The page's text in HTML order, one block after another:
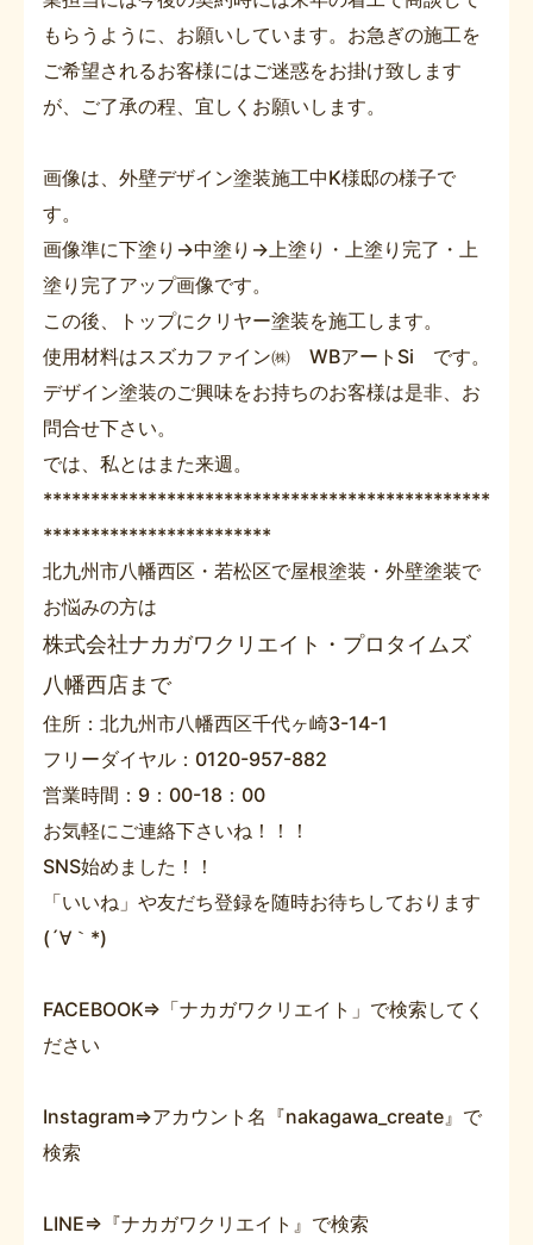
もらうように、お願いしています。お急ぎの施工を
ご希望されるお客様にはご迷惑をお掛け致します
が、ご了承の程、宜しくお願いします。
画像は、外壁デザイン塗装施工中K様邸の様子で
す。
画像準に下塗り→中塗り→上塗り・上塗り完了・上
塗り完了アップ画像です。
この後、トップにクリヤー塗装を施工します。
使用材料はスズカファイン㈱ WBアートSi です。
デザイン塗装のご興味をお持ちのお客様は是非、お
問合せ下さい。
では、私とはまた来週。
***********************************************
************************
北九州市八幡西区・若松区で屋根塗装・外壁塗装で
お悩みの方は
株式会社ナカガワクリエイト・プロタイムズ
八幡西店まで
住所：北九州市八幡西区千代ヶ崎3-14-1
フリーダイヤル：0120-957-882
営業時間：9：00-18：00
お気軽にご連絡下さいね！！！
SNS始めました！！
「いいね」や友だち登録を随時お待ちしております
(´∀｀*)
FACEBOOK⇒「ナカガワクリエイト」で検索してく
ださい
Instagram⇒アカウント名『nakagawa_create』で
検索
LINE⇒『ナカガワクリエイト』で検索